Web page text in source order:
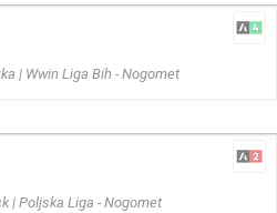
| Wwin Liga Bih - Nogomet
| Poljska Liga - Nogomet